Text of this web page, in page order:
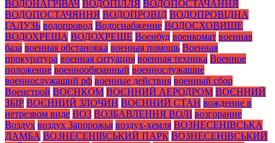
ВОДОНАГРІВАЧ ВОДОПІЛЛЯ ВОДОПОСТАЧАННЯ
ВОДОПОСТАЧЯННЯ ВОДОПРОВІД ВОДОПРОВІДНА
ГАЛУЗЬ водопровод Водоснабжение ВОДОСХОВИЩЕ
ВОДОХРЕЩА ВОДОХРЕЩЕ Военбуд военкомат военная
база военная обстановка военная помощь Военная
прокуратура военная ситуация военная техника Военное
положение военнообязанный военнослужащие
военнослужащий рф военные действия военный сбор
Военстрой ВОЄНКОМ ВОЄННИЙ АЕРОДРОМ ВОЄННИЙ
ЗБІР ВОЄННИЙ ЗЛОЧИН ВОЄННИЙ СТАН вождение в
нетрезвом виде ВОЗ ВОЗБАВЛЕННЯ ВОЛІ возгорание
Воздух воздух Запорожья воздух-хемля ВОЗНЕСЕНІВСЬКА
ДАМБА ВОЗНЕСЕНІВСЬКИЙ ПАРК ВОЗНЕСЕНІВСЬКИЙ